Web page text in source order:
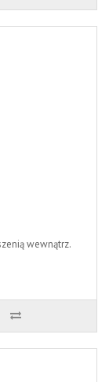
wewnątrz.